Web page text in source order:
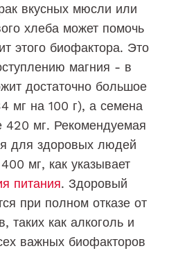
вкусных мюсли или
хлеба может помочь
этого биофактора. Это
магния - в
достаточно большое
мг на 100 г), а семена
420 мг. Рекомендуемая
для здоровых людей
мг, как указывает
питания. Здоровый
при полном отказе от
таких как алкоголь и
важных биофакторов